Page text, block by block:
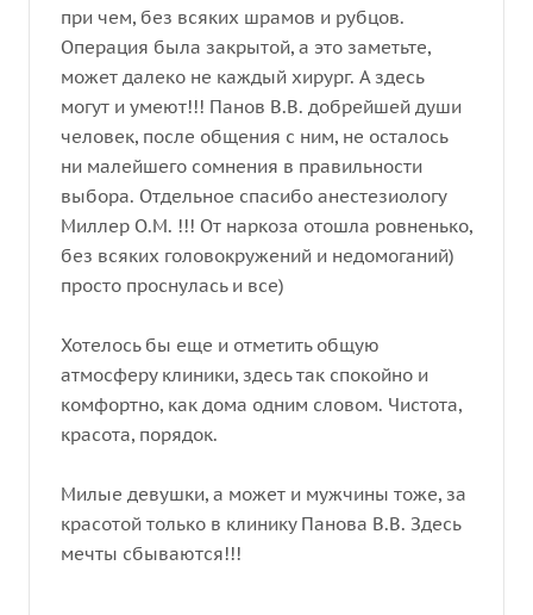
при чем, без всяких шрамов и рубцов.
Операция была закрытой, а это заметьте,
может далеко не каждый хирург. А здесь
могут и умеют!!! Панов В.В. добрейшей души
человек, после общения с ним, не осталось
ни малейшего сомнения в правильности
выбора. Отдельное спасибо анестезиологу
Миллер О.М. !!! От наркоза отошла ровненько,
без всяких головокружений и недомоганий)
просто проснулась и все)
Хотелось бы еще и отметить общую
атмосферу клиники, здесь так спокойно и
комфортно, как дома одним словом. Чистота,
красота, порядок.
Милые девушки, а может и мужчины тоже, за
красотой только в клинику Панова В.В. Здесь
мечты сбываются!!!